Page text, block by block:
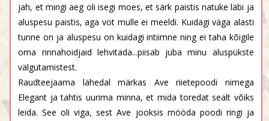
jah, et mingi aeg oli isegi moes, et särk paistis natuke läbi ja
aluspesu paistis, aga vot mulle ei meeldi. Kuidagi väga alasti
tunne on ja aluspesu on kuidagi intiimne ning ei taha kõigile
oma rinnahoidjaid lehvitada...piisab juba minu aluspükste
välgutamistest.
Raudteejaama lähedal märkas Ave riietepoodi nimega
Elegant ja tahtis uurima minna, et mida toredat sealt võiks
leida. See oli viga, sest Ave jooksis mööda poodi ringi ja